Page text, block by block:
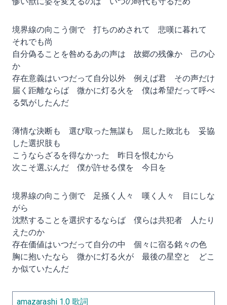
境界線の向こう側で 打ちのめされて 悲嘆に暮れて
それでも尚
自分偽ることを咎めるあの声は 故郷の残像か 己の心
か
存在意義はいつだって自分以外 例えば君 その声だけ
届く距離ならば 微かに灯る火を 僕は希望だって呼べ
る気がしたんだ
薄情な決断も 選び取った無謀も 屈した敗北も 妥協
した選択肢も
こうならざるを得なかった 昨日を恨むから
次こそ選ぶんだ 僕が許せる僕を 今日を
境界線の向こう側で 足掻く人々 嘆く人々 目にしな
がら
沈黙することを選択するならば 僕らは共犯者 人たり
えたのか
存在価値はいつだって自分の中 個々に宿る銘々の色
胸に抱いたなら 微かに灯る火が 最後の星空と どこ
か似ていたんだ
amazarashi 1.0 歌詞